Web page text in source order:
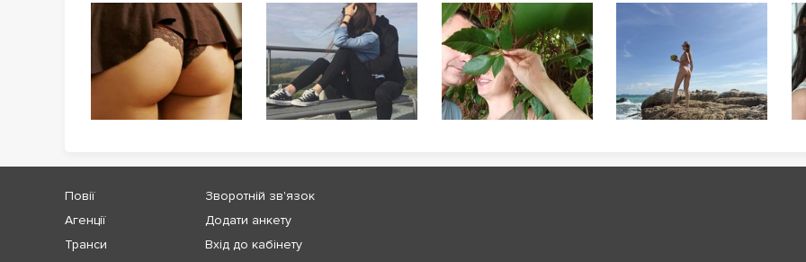
Повії
Агенції
Транси
Зворотній зв'язок
Додати анкету
Вхід до кабінету